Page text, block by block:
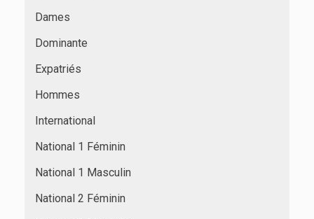
Dames
Dominante
Expatriés
Hommes
International
National 1 Féminin
National 1 Masculin
National 2 Féminin